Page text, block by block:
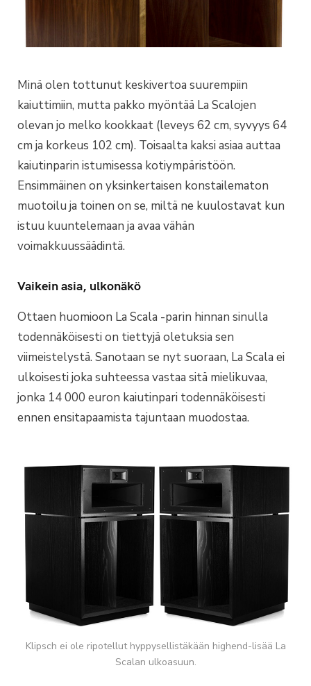
Minä olen tottunut keskivertoa suurempiin
kaiuttimiin, mutta pakko myöntää La Scalojen
olevan jo melko kookkaat (leveys 62 cm, syvyys 64
cm ja korkeus 102 cm). Toisaalta kaksi asiaa auttaa
kaiutinparin istumisessa kotiympäristöön.
Ensimmäinen on yksinkertaisen konstailematon
muotoilu ja toinen on se, miltä ne kuulostavat kun
istuu kuuntelemaan ja avaa vähän
voimakkuussäädintä.
Vaikein asia, ulkonäkö
Ottaen huomioon La Scala -parin hinnan sinulla
todennäköisesti on tiettyjä oletuksia sen
viimeistelystä. Sanotaan se nyt suoraan, La Scala ei
ulkoisesti joka suhteessa vastaa sitä mielikuvaa,
jonka 14 000 euron kaiutinpari todennäköisesti
ennen ensitapaamista tajuntaan muodostaa.
Klipsch ei ole ripotellut hyppysellistäkään highend-lisää La
Scalan ulkoasuun.